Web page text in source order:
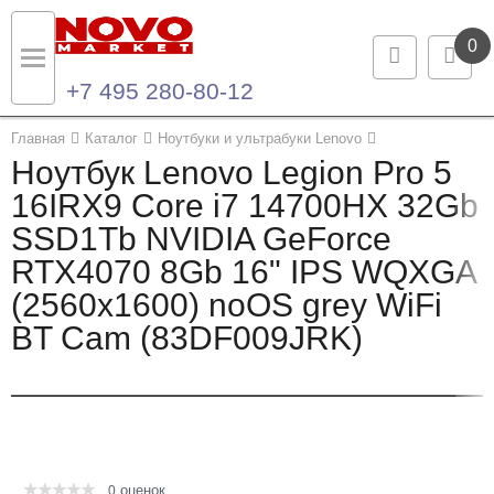
0
+7 495 280-80-12
Главная Каталог Ноутбуки и ультрабуки Lenovo
Ноутбук Lenovo Legion Pro 5
16IRX9 Core i7 14700HX 32Gb
SSD1Tb NVIDIA GeForce
RTX4070 8Gb 16" IPS WQXGA
(2560x1600) noOS grey WiFi
BT Cam (83DF009JRK)
0 оценок
Назад
Каталог продукции
Ноутбуки и ультрабуки
Компьютеры
Моноблоки
Назад
Контакты
Контактная информация